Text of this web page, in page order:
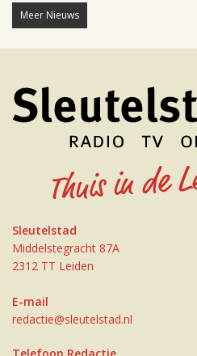
Meer Nieuws
Sleutelstad
Middelstegracht 87A
2312 TT Leiden
E-mail
redactie@sleutelstad.nl